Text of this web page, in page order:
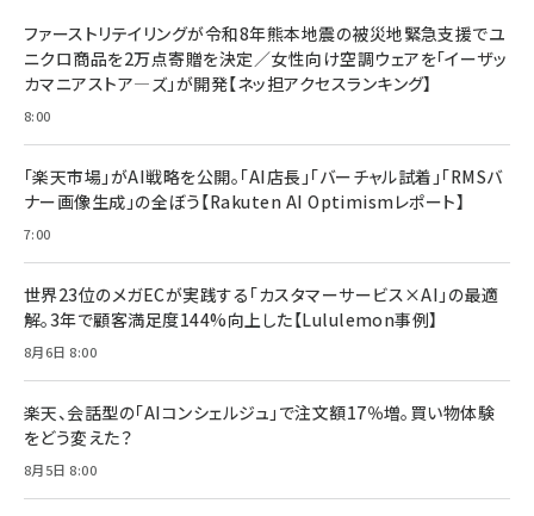
ファーストリテイリングが令和8年熊本地震の被災地緊急支援でユ
ニクロ商品を2万点寄贈を決定／女性向け空調ウェアを「イーザッ
カマニアストア―ズ」が開発【ネッ担アクセスランキング】
8:00
「楽天市場」がAI戦略を公開。「AI店長」「バーチャル試着」「RMSバ
ナー画像生成」の全ぼう【Rakuten AI Optimismレポート】
7:00
世界23位のメガECが実践する「カスタマーサービス×AI」の最適
解。3年で顧客満足度144%向上した【Lululemon事例】
8月6日 8:00
楽天、会話型の「AIコンシェルジュ」で注文額17％増。買い物体験
をどう変えた？
8月5日 8:00